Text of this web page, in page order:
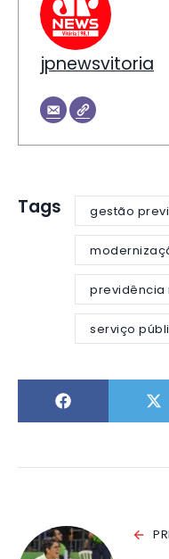
jpnewsvitoria
Tags gestão
previdência
serviço